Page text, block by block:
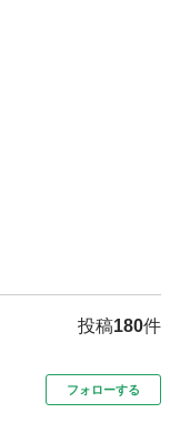
投稿180件
フォローする